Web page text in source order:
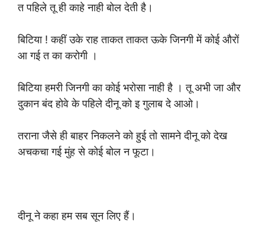
त पहिले तू ही काहे नाही बोल देती है।
बिटिया ! कहीं उके राह ताकत ताकत ऊके जिनगी में कोई औरों
आ गई त का करोगी ।
बिटिया हमरी जिनगी का कोई भरोसा नाही है । तू अभी जा और
दुकान बंद होवे के पहिले दीनू को इ गुलाब दे आओ।
तराना जैसे ही बाहर निकलने को हुई तो सामने दीनू को देख
अचकचा गई मुंह से कोई बोल न फूटा।
दीनू ने कहा हम सब सून लिए हैं।